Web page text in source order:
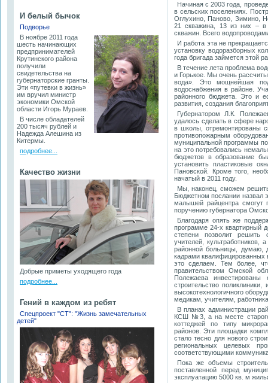
И белый бычок
Подворье
В ноябре 2011 года
шесть начинающих
предпринимателей
Крутинского района
получили
свидетельства на
губернаторские гранты.
Эти «путевки в жизнь»
им вручил министр
экономики Омской
области Игорь Мураев.
В числе обладателей
200 тысяч рублей и
Надежда Алешина из
Китермы.
подробнее...
Качество жизни
Добрые приметы уходящего года
подробнее...
Гений в каждом из ребят
Спецпроект "СТ": "Жизнь замечательных
детей"
Начиная с 2003 года,
в сельских поселениях.
Оглухино, Паново, Зимино,
21 скважина, 13 из них – в
скважин. Всего
И работа эта не
установку водоразборных
года бригада займется этой
В течение лета проблема
и Горькое. Мы очень
вода». Это мощнейшая
водоснабжения в районе.
районного бюджета. Это и
развития, создания
Губернатором Л.К.
удалось сделать в сфере
в школы, отремонтированы
противопожарным
муниципальной программы
на это потребовались
бюджетов в образование
установить пластиковые
Пановской. Кроме того,
начатый в 2011 году.
Мы, наконец, сможем
Бюджетном послании назвал
малышей райцентра смогут
поручению губернатора
Благодаря опять же
программе 24-х квартирный
степени позволит решить
учителей, культработников,
районной больницы, думаю,
кадрами квалифицированных
это сделаем. Тем более,
правительством Омской
Полежаева
строительство
высокотехнологичного
медикам, учителям,
В планах администрации
КСШ №3, а на месте старого
коттеджей по типу
районов. Эти площадки
стало тесно для нового
региональных целевых
соответствующими
Пока же объемы
поставленной перед
эксплуатацию 5000 кв. м